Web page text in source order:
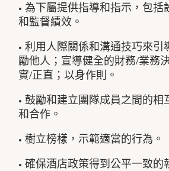
• 為下屬提供指導和指示，包括
和監督績效。
• 利用人際關係和溝通技巧來引
勵他人；宣導健全的財務/業務
實/正直；以身作則。
• 鼓勵和建立團隊成員之間的相
和合作。
• 樹立榜樣，示範適當的行為。
• 確保酒店政策得到公平一致的